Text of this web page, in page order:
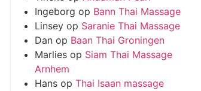
Ingeborg op Bann Thai Massage
Linseyop Saranie Thai Massage
Danop Baan Thai Groningen
Marliesop Siam Thai Massage
Arnhem
Hansop Thai Isaan massage